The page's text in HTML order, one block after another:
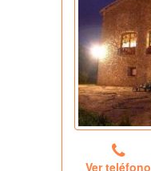
Ver teléfono